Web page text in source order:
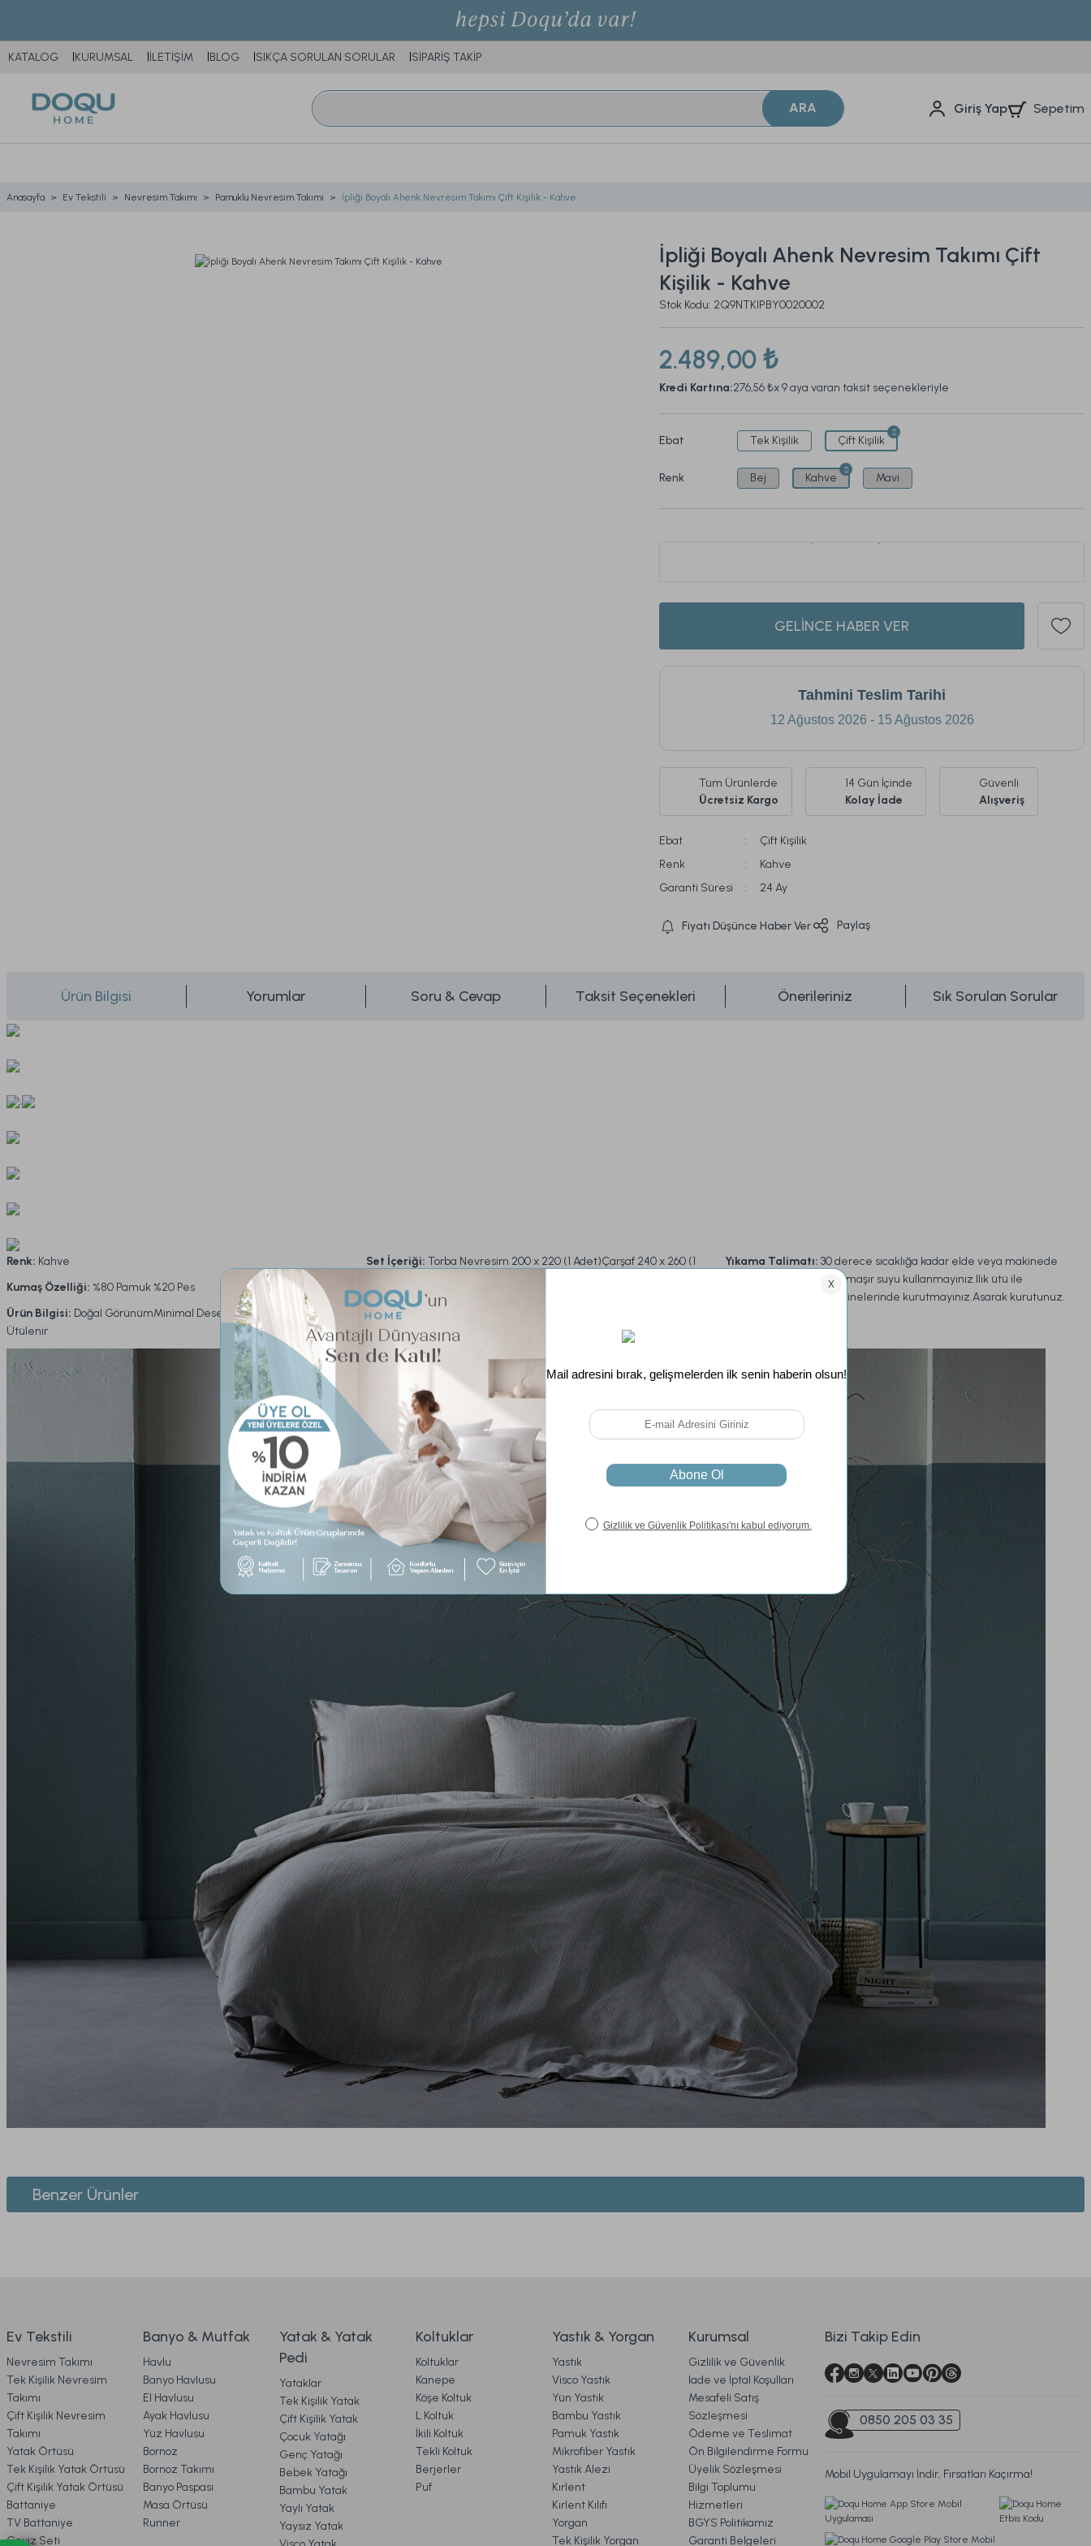
KATALOG KURUMSAL İLETİŞİM BLOG SIKÇA SORULAN SORULAR SİPARİŞ TAKİP
ARA Giriş Yap Sepetim
Anasayfa Ev Tekstili Nevresim Takımı Pamuklu Nevresim Takımı İpliği Boyalı Ahenk Nevresim Takımı Çift Kişilik - Kahve
İpliği Boyalı Ahenk Nevresim Takımı Çift
Kişilik - Kahve
Stok Kodu: 2Q9NTKIPBY0020002
2.489,00 ₺
Kredi Kartına:276,56 ₺x 9 aya varan taksit seçenekleriyle
Ebat Tek Kişilik Çift Kişilik
Renk Bej Kahve Mavi
369
GELİNCE HABER VER
Tahmini Teslim Tarihi
12 Ağustos 2026 - 15 Ağustos 2026
Tüm Ürünlerde
Ücretsiz Kargo
14 Gün İçinde
Kolay İade
Güvenli
Alışveriş
Ebat
Çift Kişilik
Renk
Kahve
Garanti Süresi
24 Ay
Fiyatı Düşünce Haber Ver Paylaş
Ürün Bilgisi Yorumlar Soru & Cevap Taksit Seçenekleri Önerileriniz Sık Sorulan Sorular
,
Renk: Kahve
Kumaş Özelliği: %80 Pamuk %20 Pes
Ürün Bilgisi: Doğal GörünümMinimal Desenlerİpliği BoyalıKolay
Ütülenir
Set İçeriği: Torba Nevresim 200 x 220 (1 Adet)Çarşaf 240 x 260 (1
Uyumlu Yatak Ölçüleri:
Yıkama Talimatı: 30 derece sıcaklığa kadar elde veya makinede
narin yıkama yapınız.Çamaşır suyu kullanmayınız.Ilık ütü ile
ütüleyiniz.Kurutma makinelerinde kurutmayınız.Asarak kurutunuz.
Yorum Yaz
Soru Sor
Ürün resmi kalitesiz, bozuk veya görüntülenemiyor.
Gönder
5. İADE & DEĞİŞİM
6. ÜRÜN BİLGİLERİ
7. KAMPANYA & İNDİRİMLER
8. MÜŞTERİ HİZMETLERİ
Benzer Ürünler
2.099,00 TL 2.499,00 TL 3.899,00 TL
Ücretsiz Kargo
Monoco Nevresim Takımı Çift King Size - Lacivert
3.899,00 TL
Ücretsiz Kargo
Monoco Nevresim Takımı Çift Kişilik - Bordo
3.499,00 TL
Ücretsiz Kargo
Arwen Saten Nevresim Takımı Çift Kişilik
4.599,00 TL
Ücretsiz Kargo
Ev Tekstili
Nevresim Takımı
Tek Kişilik Nevresim
Takımı
Çift Kişilik Nevresim
Takımı
Yatak Örtüsü
Tek Kişilik Yatak Örtüsü
Çift Kişilik Yatak Örtüsü
Battaniye
TV Battaniye
Çeyiz Seti
Banyo & Mutfak
Havlu
Banyo Havlusu
El Havlusu
Ayak Havlusu
Yüz Havlusu
Bornoz
Bornoz Takımı
Banyo Paspası
Masa Örtüsü
Runner
Yatak & Yatak
Pedi
Yataklar
Tek Kişilik Yatak
Çift Kişilik Yatak
Çocuk Yatağı
Genç Yatağı
Bebek Yatağı
Bambu Yatak
Yaylı Yatak
Yaysız Yatak
Koltuklar
Koltuklar
Kanepe
Köşe Koltuk
L Koltuk
İkili Koltuk
Tekli Koltuk
Berjerler
Puf
Yastık & Yorgan
Yastık
Visco Yastık
Yün Yastık
Bambu Yastık
Pamuk Yastık
Mikrofiber Yastık
Yastık Alezi
Kırlent
Kırlent Kılıfı
Yorgan
Tek Kişilik Yorgan
Kurumsal
Gizlilik ve Güvenlik
İade ve İptal Koşulları
Mesafeli Satış
Sözleşmesi
Ödeme ve Teslimat
Ön Bilgilendirme Formu
Üyelik Sözleşmesi
Bilgi Toplumu
Hizmetleri
BGYS Politikamız
Garanti Belgeleri
Bizi Takip Edin
0850 205 03 35
Mobil Uygulamayı İndir, Fırsatları Kaçırma!